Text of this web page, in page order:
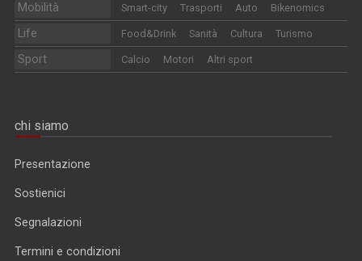
Mobilità Smart-city Trasporti Auto Bikenomics
Life Food&Drink Sanità Cultura Turismo
Sport Calcio Motori Altri sport
chi siamo
Presentazione
Sostienici
Segnalazioni
Termini e condizioni